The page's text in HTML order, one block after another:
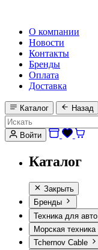
О компании
Новости
Контакты
Бренды
Оплата
Доставка
Каталог Назад
Войти
Каталог
Закрыть
Бренды
Техника для авто
Морская техника
Tchernov Cable